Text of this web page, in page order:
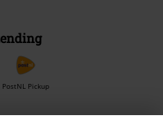
PostNL Pickup